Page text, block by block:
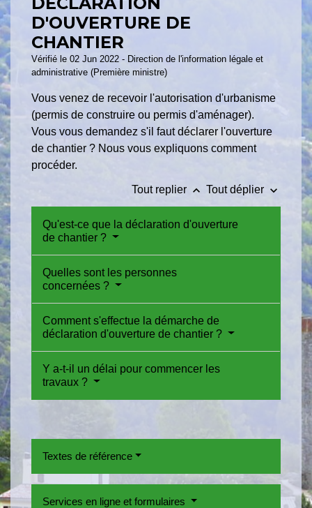
D'OUVERTURE DE
CHANTIER
Vérifié le 02 Jun 2022 - Direction de l'information légale et
administrative (Première ministre)
Vous venez de recevoir l'autorisation d'urbanisme
(permis de construire ou permis d'aménager).
Vous vous demandez s'il faut déclarer l'ouverture
de chantier ? Nous vous expliquons comment
procéder.
Tout replier keyboard_arrow_up Tout déplier keyboard_arrow_down
Qu'est-ce que la déclaration d'ouverture
de chantier ?
Quelles sont les personnes
concernées ?
Comment s'effectue la démarche de
déclaration d'ouverture de chantier ?
Y a-t-il un délai pour commencer les
travaux ?
Textes de référence
Services en ligne et formulaires